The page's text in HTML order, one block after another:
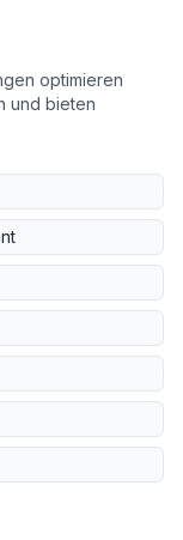
optimieren
und bieten